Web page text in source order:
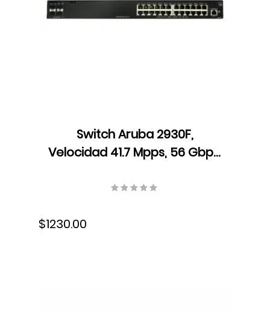
Switch Aruba 2930F,
Velocidad 41.7 Mpps, 56 Gbps,
1016 MHz, 1 GB DDR3 SDRAM,
$1230.00